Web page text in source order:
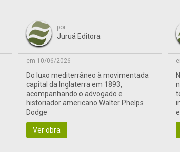
por:
Juruá Editora
em 10/06/2026
Do luxo mediterrâneo à movimentada
capital da Inglaterra em 1893,
acompanhando o advogado e
historiador americano Walter Phelps
Dodge
Ver obra